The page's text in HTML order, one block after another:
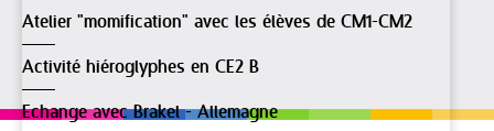
Atelier "momification" avec les élèves de CM1-CM2
Activité hiéroglyphes en CE2 B
Echange avec Brakel - Allemagne